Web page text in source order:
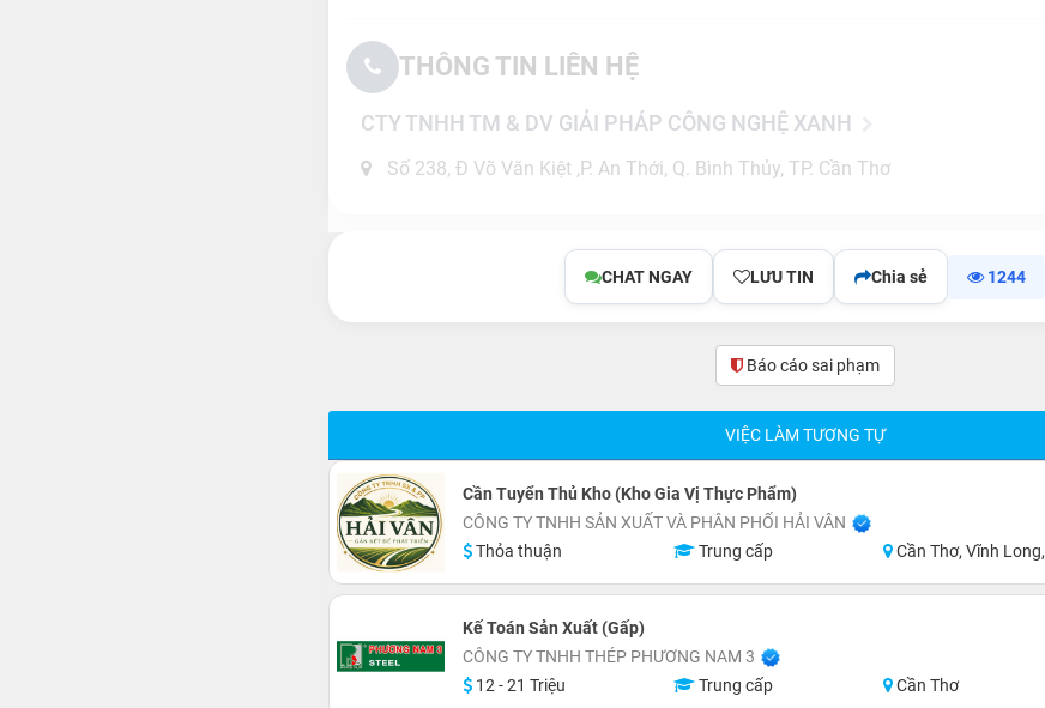
THÔNG TIN LIÊN HỆ
CTY TNHH TM & DV GIẢI PHÁP CÔNG NGHỆ XANH
Số 238, Đ Võ Văn Kiệt ,P. An Thới, Q. Bình Thủy, TP. Cần Thơ
CHAT NGAY LƯU TIN Chia sẻ 1244
Báo cáo sai phạm(0)
VIỆC LÀM TƯƠNG TỰ
Cần Tuyển Thủ Kho (Kho Gia Vị Thực Phẩm)
CÔNG TY TNHH SẢN XUẤT VÀ PHÂN PHỐI HẢI VÂN
Thỏa thuận
Trung cấp Cần Thơ, Vĩnh Long, An Giang, Kiên Giang, Đồng Tháp, Hậu Giang
Kế Toán Sản Xuất (Gấp)
CÔNG TY TNHH THÉP PHƯƠNG NAM 3
12 - 21 Triệu
Trung cấp Cần Thơ